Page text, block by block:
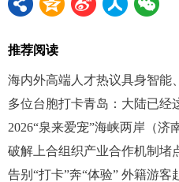
推荐阅读
海内外高端人才热议具身智能
多位台胞打卡青岛：大陆已经
告别“打卡”奔“体验” 外籍游